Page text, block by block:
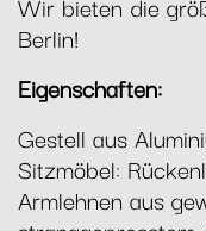
Berlin!
Eigenschaften:
Gestell aus
Sitzmöbel:
Armlehnen aus